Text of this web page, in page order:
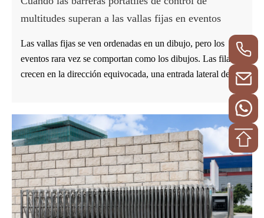
multitudes superan a las vallas fijas en eventos
Las vallas fijas se ven ordenadas en un dibujo, pero los
eventos rara vez se comportan como los dibujos. Las filas
crecen en la dirección equivocada, una entrada lateral de
mismo espacio de vuelta a la mañana siguiente. En ese tipo
de día, una barrera de control de multitudes puede hacer un
mejor trabajo que una valla fija porque se mueve con el
problema. La pregunta no es si las vallas son útiles. Lo son.
La pregunta es si el límite es lo suficientemente permanente
como para merecer una respuesta permanente. Para la guía
temporal de multitudes, una barrera portátil…